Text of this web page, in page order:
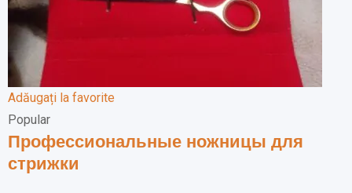
Adăugați la favorite
Popular
Профессиональные ножницы для
стрижки